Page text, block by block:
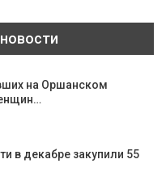
на Оршанском
в декабре закупили 55